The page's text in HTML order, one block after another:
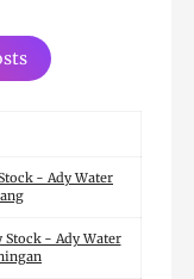
- Ady Water
Stock - Ady Water